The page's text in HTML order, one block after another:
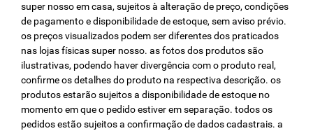
super nosso em casa, sujeitos à alteração de preço, condições
de pagamento e disponibilidade de estoque, sem aviso prévio.
os preços visualizados podem ser diferentes dos praticados
nas lojas físicas super nosso. as fotos dos produtos são
ilustrativas, podendo haver divergência com o produto real,
confirme os detalhes do produto na respectiva descrição. os
produtos estarão sujeitos a disponibilidade de estoque no
momento em que o pedido estiver em separação. todos os
pedidos estão sujeitos a confirmação de dados cadastrais. a